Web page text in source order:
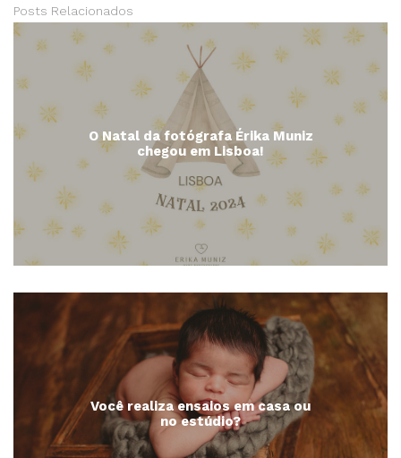
Posts Relacionados
O Natal da fotógrafa Érika Muniz
chegou em Lisboa!
Você realiza ensaios em casa ou
no estúdio?